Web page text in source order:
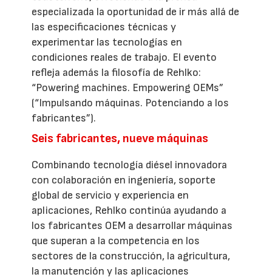
especializada la oportunidad de ir más allá de
las especificaciones técnicas y
experimentar las tecnologías en
condiciones reales de trabajo. El evento
refleja además la filosofía de Rehlko:
“Powering machines. Empowering OEMs”
(“Impulsando máquinas. Potenciando a los
fabricantes”).
Seis fabricantes, nueve máquinas
Combinando tecnología diésel innovadora
con colaboración en ingeniería, soporte
global de servicio y experiencia en
aplicaciones, Rehlko continúa ayudando a
los fabricantes OEM a desarrollar máquinas
que superan a la competencia en los
sectores de la construcción, la agricultura,
la manutención y las aplicaciones